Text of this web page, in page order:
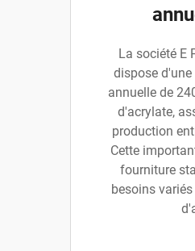
La société E
dispose
annuelle de
d'acrylate,
production
Cette
fourniture
besoins